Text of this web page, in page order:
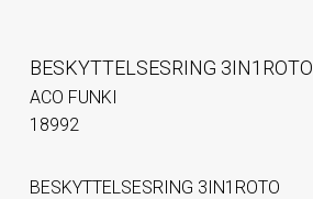
BESKYTTELSESRING 3IN1ROTO
ACO FUNKI
18992
BESKYTTELSESRING 3IN1ROTO